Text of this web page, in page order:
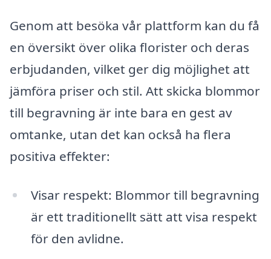
Genom att besöka vår plattform kan du få
en översikt över olika florister och deras
erbjudanden, vilket ger dig möjlighet att
jämföra priser och stil. Att skicka blommor
till begravning är inte bara en gest av
omtanke, utan det kan också ha flera
positiva effekter:
Visar respekt: Blommor till begravning
är ett traditionellt sätt att visa respekt
för den avlidne.